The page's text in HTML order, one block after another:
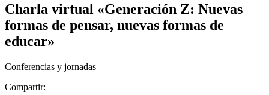
Charla virtual «Generación Z: Nuevas
formas de pensar, nuevas formas de
educar»
Conferencias y jornadas
Compartir: